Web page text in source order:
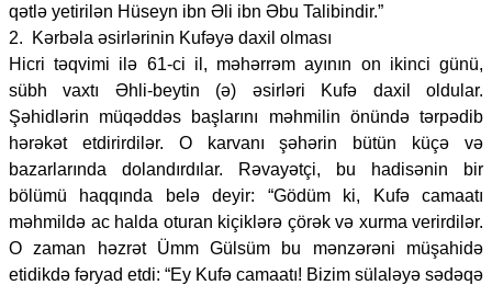
qətlə yetirilən Hüseyn ibn Əli ibn Əbu Talibindir.”
2. Kərbəla əsirlərinin Kufəyə daxil olması
Hicri təqvimi ilə 61-ci il, məhərrəm ayının on ikinci günü,
sübh vaxtı Əhli-beytin (ə) əsirləri Kufə daxil oldular.
Şəhidlərin müqəddəs başlarını məhmilin önündə tərpədib
hərəkət etdirirdilər. O karvanı şəhərin bütün küçə və
bazarlarında dolandırdılar. Rəvayətçi, bu hadisənin bir
bölümü haqqında belə deyir: “Gödüm ki, Kufə camaatı
məhmildə ac halda oturan kiçiklərə çörək və xurma verirdilər.
O zaman həzrət Ümm Gülsüm bu mənzərəni müşahidə
etidikdə fəryad etdi: “Ey Kufə camaatı! Bizim sülaləyə sədəqə